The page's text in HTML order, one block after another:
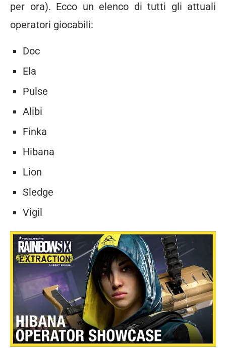
per ora). Ecco un elenco di tutti gli attuali
operatori giocabili:
Doc
Ela
Pulse
Alibi
Finka
Hibana
Lion
Sledge
Vigil